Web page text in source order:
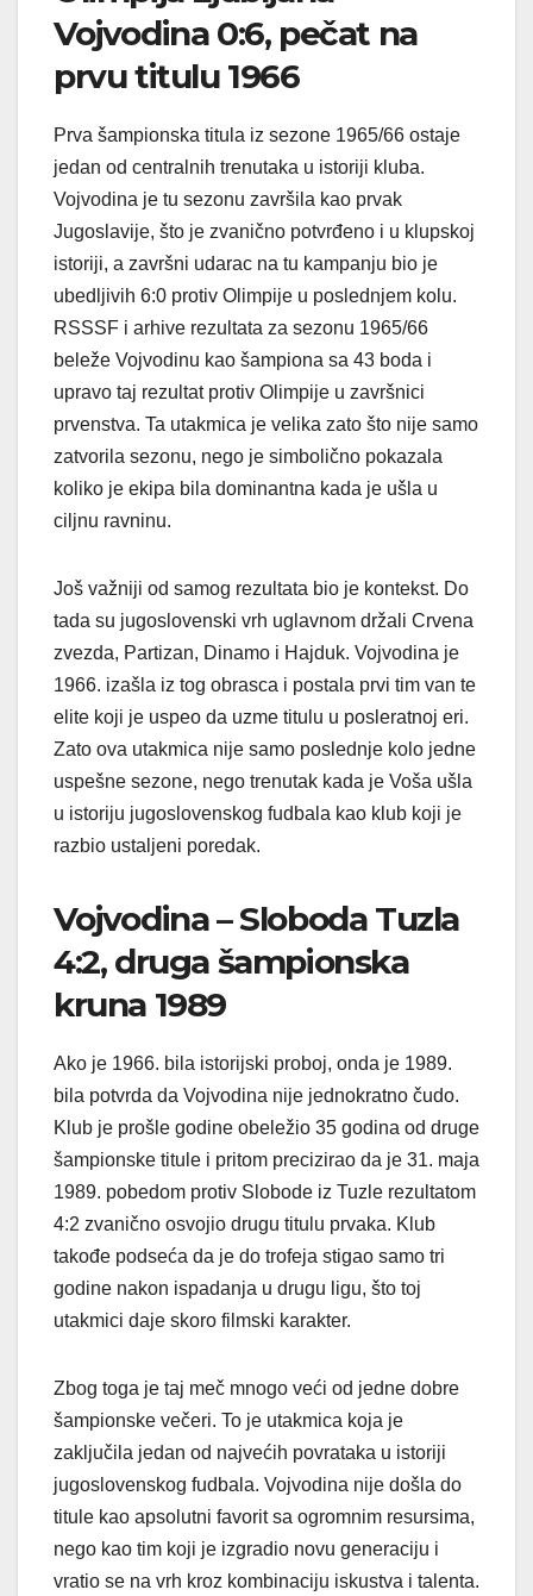
Vojvodina 0:6, pečat na
prvu titulu 1966
Prva šampionska titula iz sezone 1965/66 ostaje
jedan od centralnih trenutaka u istoriji kluba.
Vojvodina je tu sezonu završila kao prvak
Jugoslavije, što je zvanično potvrđeno i u klupskoj
istoriji, a završni udarac na tu kampanju bio je
ubedljivih 6:0 protiv Olimpije u poslednjem kolu.
RSSSF i arhive rezultata za sezonu 1965/66
beleže Vojvodinu kao šampiona sa 43 boda i
upravo taj rezultat protiv Olimpije u završnici
prvenstva. Ta utakmica je velika zato što nije samo
zatvorila sezonu, nego je simbolično pokazala
koliko je ekipa bila dominantna kada je ušla u
ciljnu ravninu.
Još važniji od samog rezultata bio je kontekst. Do
tada su jugoslovenski vrh uglavnom držali Crvena
zvezda, Partizan, Dinamo i Hajduk. Vojvodina je
1966. izašla iz tog obrasca i postala prvi tim van te
elite koji je uspeo da uzme titulu u posleratnoj eri.
Zato ova utakmica nije samo poslednje kolo jedne
uspešne sezone, nego trenutak kada je Voša ušla
u istoriju jugoslovenskog fudbala kao klub koji je
razbio ustaljeni poredak.
Vojvodina – Sloboda Tuzla
4:2, druga šampionska
kruna 1989
Ako je 1966. bila istorijski proboj, onda je 1989.
bila potvrda da Vojvodina nije jednokratno čudo.
Klub je prošle godine obeležio 35 godina od druge
šampionske titule i pritom precizirao da je 31. maja
1989. pobedom protiv Slobode iz Tuzle rezultatom
4:2 zvanično osvojio drugu titulu prvaka. Klub
takođe podseća da je do trofeja stigao samo tri
godine nakon ispadanja u drugu ligu, što toj
utakmici daje skoro filmski karakter.
Zbog toga je taj meč mnogo veći od jedne dobre
šampionske večeri. To je utakmica koja je
zaključila jedan od najvećih povrataka u istoriji
jugoslovenskog fudbala. Vojvodina nije došla do
titule kao apsolutni favorit sa ogromnim resursima,
nego kao tim koji je izgradio novu generaciju i
vratio se na vrh kroz kombinaciju iskustva i talenta.